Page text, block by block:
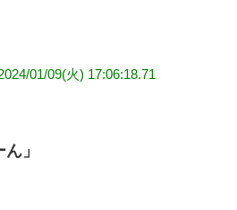
01/09(火) 17:06:18.71
」